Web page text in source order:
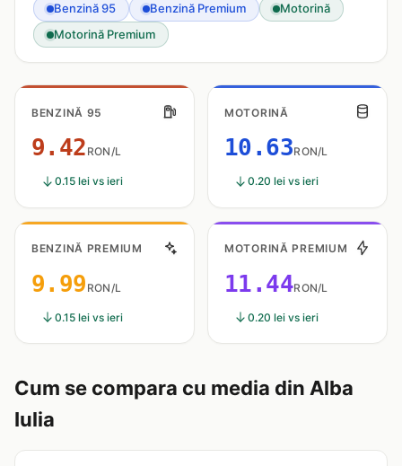
Benzină 95 Benzină Premium
Motorină
Motorină Premium
BENZINĂ 95
9.42 RON/L
0.15 lei vs ieri
MOTORINĂ
10.63RON/L
0.20 lei vs ieri
BENZINĂ PREMIUM
9.99 RON/L
0.15 lei vs ieri
MOTORINĂ PREMIUM
11.44RON/L
0.20 lei vs ieri
Cum se compara cu media din Alba
Iulia